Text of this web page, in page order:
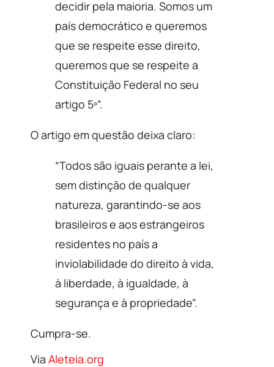
decidir pela maioria. Somos um
país democrático e queremos
que se respeite esse direito,
queremos que se respeite a
Constituição Federal no seu
artigo 5º”.
O artigo em questão deixa claro:
“Todos são iguais perante a lei,
sem distinção de qualquer
natureza, garantindo-se aos
brasileiros e aos estrangeiros
residentes no país a
inviolabilidade do direito à vida,
à liberdade, à igualdade, à
segurança e à propriedade”.
Cumpra-se.
Via Aleteia.org